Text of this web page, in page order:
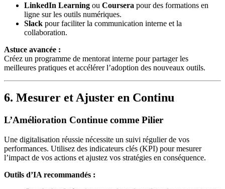
LinkedIn Learning ou Coursera pour des formations en
ligne sur les outils numériques.
Slack pour faciliter la communication interne et la
collaboration.
Astuce avancée :
Créez un programme de mentorat interne pour partager les
meilleures pratiques et accélérer l’adoption des nouveaux outils.
6. Mesurer et Ajuster en Continu
L’Amélioration Continue comme Pilier
Une digitalisation réussie nécessite un suivi régulier de vos
performances. Utilisez des indicateurs clés (KPI) pour mesurer
l’impact de vos actions et ajustez vos stratégies en conséquence.
Outils d’IA recommandés :